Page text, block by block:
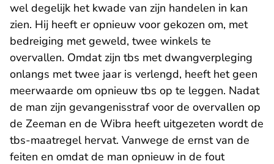
wel degelijk het kwade van zijn handelen in kan
zien. Hij heeft er opnieuw voor gekozen om, met
bedreiging met geweld, twee winkels te
overvallen. Omdat zijn tbs met dwangverpleging
onlangs met twee jaar is verlengd, heeft het geen
meerwaarde om opnieuw tbs op te leggen. Nadat
de man zijn gevangenisstraf voor de overvallen op
de Zeeman en de Wibra heeft uitgezeten wordt de
tbs-maatregel hervat. Vanwege de ernst van de
feiten en omdat de man opnieuw in de fout